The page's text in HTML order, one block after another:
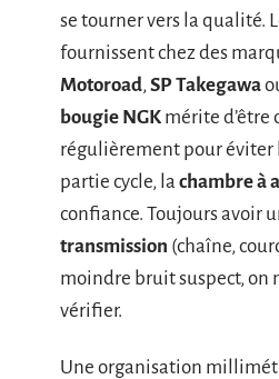
se tourner vers la qualité.
fournissent chez des
Motoroad, SP Takegawa
bougie NGK mérite d’être
régulièrement pour éviter
partie cycle, la chambre à
confiance. Toujours avoir
transmission (chaîne,
moindre bruit suspect, on
vérifier.
Une organisation